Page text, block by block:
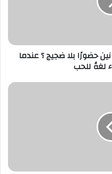
حضورًا بلا ضجيج ؟ عندما
لغةً للحب